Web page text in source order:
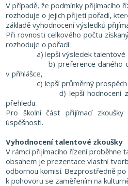
V případě, že podmínky přijímacího
rozhoduje o jejich přijetí pořadí,
základě vyhodnocení výsledků
Při rovnosti celkového počtu
rozhoduje o pořadí:
a) lepší výsledek talentové
b) preference daného
v přihlášce,
c) lepší průměrný
d) lepší hodnocení
přehledu.
Pro školní část přijímací zkoušky
úspěšnosti.
Vyhodnocení talentové zkoušky
V rámci přijímacího řízení proběhne
obsahem je prezentace vlastní
odbornou komisí. Bezprostředně
k pohovoru se zaměřením na